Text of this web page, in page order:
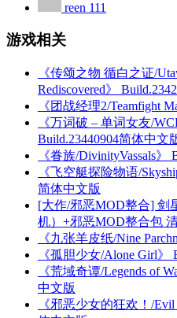
reen 111
游戏相关
《传颂之物 循白之证/
Rediscovered》
《团战经理2/Teamfight
《万词破 – 单词女友/
Build.23440904简体中文
《眷族/DivinityVassals
《飞空艇探险物语/
简体中文版
[大作/邪恶MOD整合] 剑
机）+邪恶MOD整合包
《九张羊皮纸/Nine
《孤胆少女/Alone Girl》
《荒域奇谭/Legends of
中文版
《邪恶少女的狂欢！/